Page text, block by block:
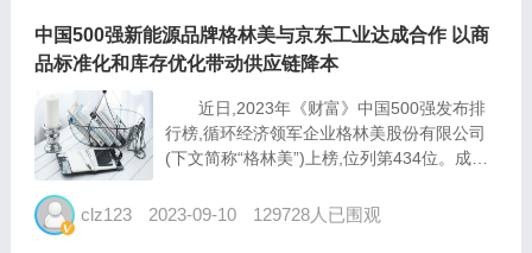
中国500强新能源品牌格林美与京东工业达成合作 以商
品标准化和库存优化带动供应链降本
近日,2023年《财富》中国500强发布排
行榜,循环经济领军企业格林美股份有限公司
(下文简称“格林美”)上榜,位列第434位。成功
效方面的持续深耕。 今年年初,格林美就
clz123 2023-09-10 129728人已围观